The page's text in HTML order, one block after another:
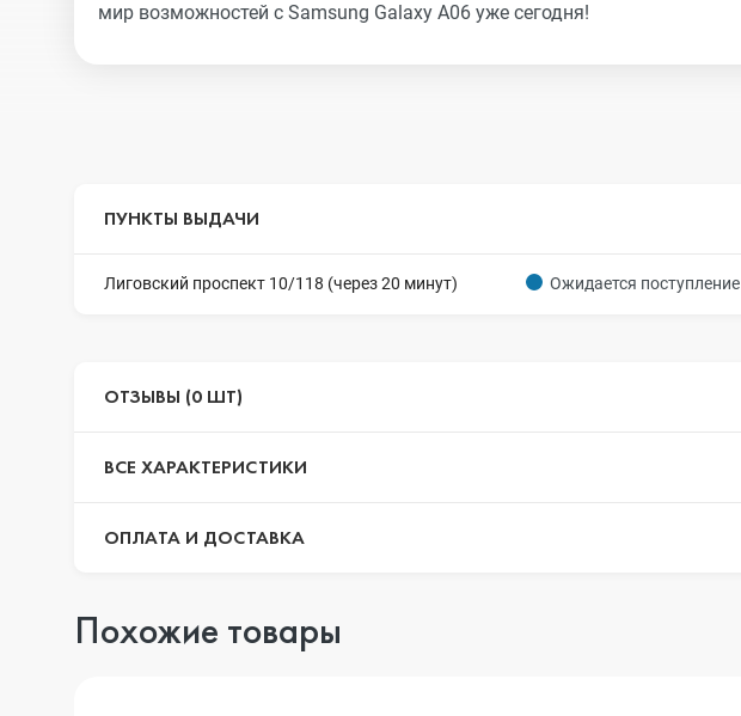
мир возможностей с Samsung Galaxy A06 уже сегодня!
ПУНКТЫ ВЫДАЧИ
Лиговский проспект 10/118 (через 20 минут) Ожидается поступление
ОТЗЫВЫ (0 ШТ)
ВСЕ ХАРАКТЕРИСТИКИ
ОПЛАТА И ДОСТАВКА
Похожие товары